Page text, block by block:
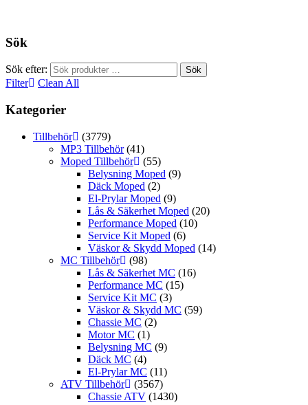
Sök
Sök efter: Sök
Filter Clean All
Kategorier
Tillbehör
(3779)
MP3 Tillbehör (41)
Moped Tillbehör
(55)
Belysning Moped (9)
Däck Moped (2)
El-Prylar Moped (9)
Lås & Säkerhet Moped (20)
Performance Moped (10)
Service Kit Moped (6)
Väskor & Skydd Moped (14)
MC Tillbehör
(98)
Lås & Säkerhet MC (16)
Performance MC (15)
Service Kit MC (3)
Väskor & Skydd MC (59)
Chassie MC (2)
Motor MC (1)
Belysning MC (9)
Däck MC (4)
El-Prylar MC (11)
ATV Tillbehör
(3567)
Chassie ATV (1430)